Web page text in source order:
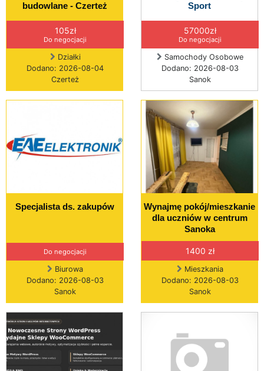
budowlane - Czerteż
105zł
Do negocjacji
Działki
Dodano: 2026-08-04
Czerteż
Sport
57000zł
Do negocjacji
Samochody Osobowe
Dodano: 2026-08-03
Sanok
Specjalista ds. zakupów
Do negocjacji
Biurowa
Dodano: 2026-08-03
Sanok
Wynajmę pokój/mieszkanie
dla uczniów w centrum
Sanoka
1400 zł
Mieszkania
Dodano: 2026-08-03
Sanok